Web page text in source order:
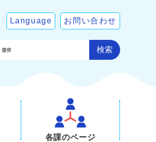
Language お問い合わせ
検索
各課のページ